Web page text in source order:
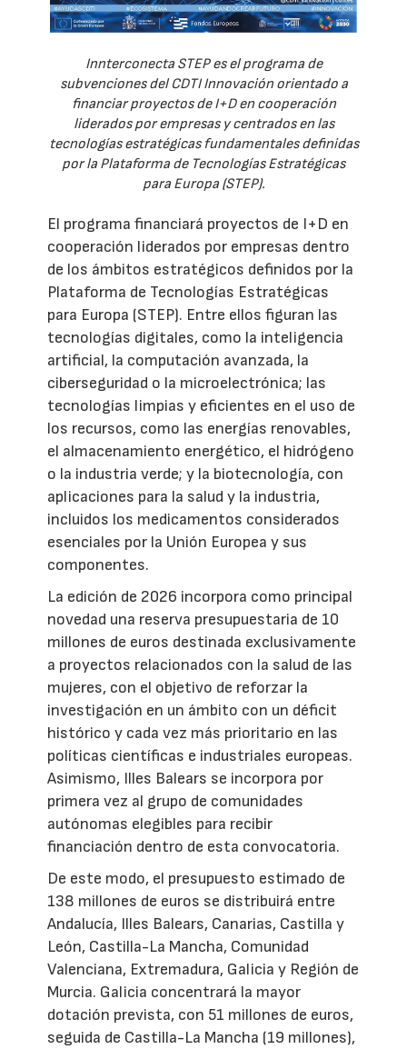
Innterconecta STEP es el programa de
subvenciones del CDTI Innovación orientado a
financiar proyectos de I+D en cooperación
liderados por empresas y centrados en las
tecnologías estratégicas fundamentales definidas
por la Plataforma de Tecnologías Estratégicas
para Europa (STEP).
El programa financiará proyectos de I+D en
cooperación liderados por empresas dentro
de los ámbitos estratégicos definidos por la
Plataforma de Tecnologías Estratégicas
para Europa (STEP). Entre ellos figuran las
tecnologías digitales, como la inteligencia
artificial, la computación avanzada, la
ciberseguridad o la microelectrónica; las
tecnologías limpias y eficientes en el uso de
los recursos, como las energías renovables,
el almacenamiento energético, el hidrógeno
o la industria verde; y la biotecnología, con
aplicaciones para la salud y la industria,
incluidos los medicamentos considerados
esenciales por la Unión Europea y sus
componentes.
La edición de 2026 incorpora como principal
novedad una reserva presupuestaria de 10
millones de euros destinada exclusivamente
a proyectos relacionados con la salud de las
mujeres, con el objetivo de reforzar la
investigación en un ámbito con un déficit
histórico y cada vez más prioritario en las
políticas científicas e industriales europeas.
Asimismo, Illes Balears se incorpora por
primera vez al grupo de comunidades
autónomas elegibles para recibir
financiación dentro de esta convocatoria.
De este modo, el presupuesto estimado de
138 millones de euros se distribuirá entre
Andalucía, Illes Balears, Canarias, Castilla y
León, Castilla-La Mancha, Comunidad
Valenciana, Extremadura, Galicia y Región de
Murcia. Galicia concentrará la mayor
dotación prevista, con 51 millones de euros,
seguida de Castilla-La Mancha (19 millones),